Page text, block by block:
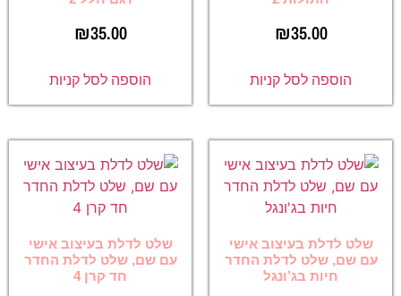
₪35.00
הוספה לסל קניות
₪35.00
הוספה לסל קניות
שלט לדלת בעיצוב אישי
עם שם, שלט לדלת החדר
חיות בג’ונגל
שלט לדלת בעיצוב אישי
עם שם, שלט לדלת החדר
חד קרן 4